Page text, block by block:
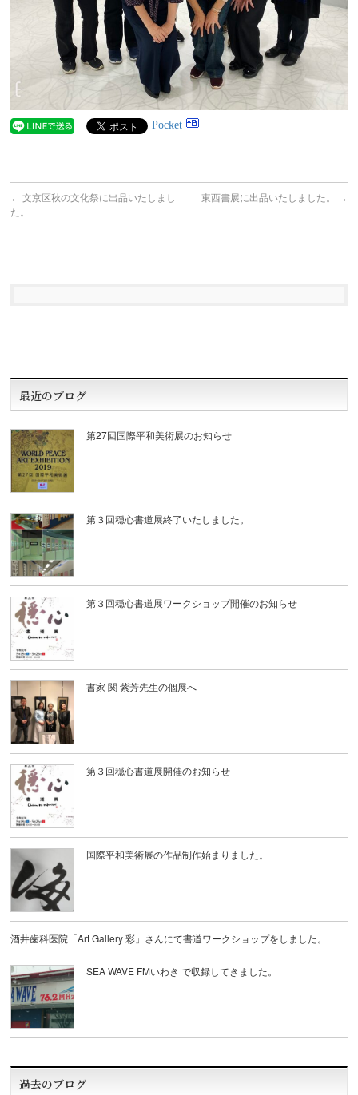
Pocket
← 文京区秋の文化祭に出品いたしまし
た。
東西書展に出品いたしました。 →
最近のブログ
第27回国際平和美術展のお知らせ
第３回穏心書道展終了いたしました。
第３回穏心書道展ワークショップ開催のお知らせ
書家 関 紫芳先生の個展へ
第３回穏心書道展開催のお知らせ
国際平和美術展の作品制作始まりました。
酒井歯科医院「Art Gallery 彩」さんにて書道ワークショップをしました。
SEA WAVE FMいわき で収録してきました。
過去のブログ